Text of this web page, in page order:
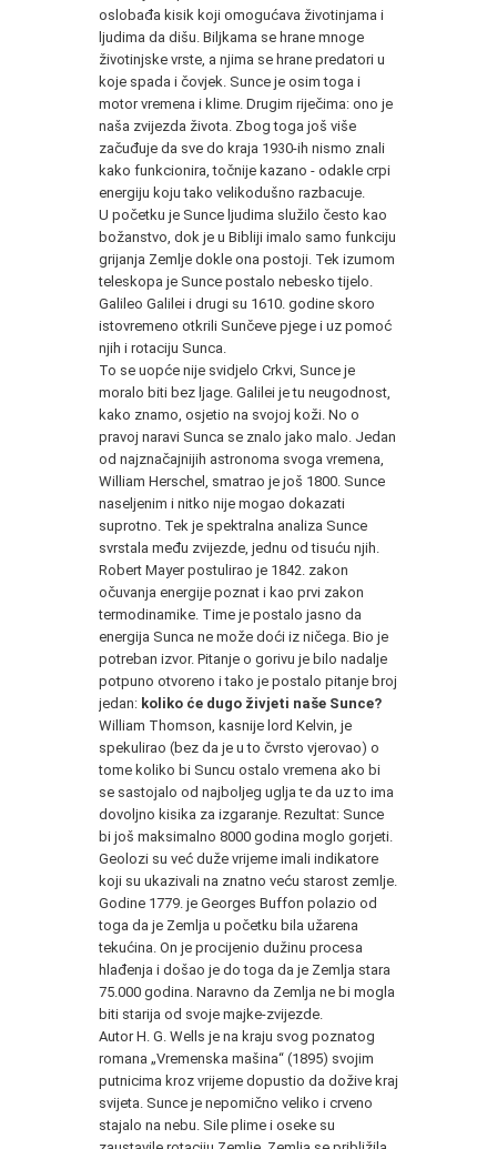
oslobađa kisik koji omogućava životinjama i
ljudima da dišu. Biljkama se hrane mnoge
životinjske vrste, a njima se hrane predatori u
koje spada i čovjek. Sunce je osim toga i
motor vremena i klime. Drugim riječima: ono je
naša zvijezda života. Zbog toga još više
začuđuje da sve do kraja 1930-ih nismo znali
kako funkcionira, točnije kazano - odakle crpi
energiju koju tako velikodušno razbacuje.
U početku je Sunce ljudima služilo često kao
božanstvo, dok je u Bibliji imalo samo funkciju
grijanja Zemlje dokle ona postoji. Tek izumom
teleskopa je Sunce postalo nebesko tijelo.
Galileo Galilei i drugi su 1610. godine skoro
istovremeno otkrili Sunčeve pjege i uz pomoć
njih i rotaciju Sunca.
To se uopće nije svidjelo Crkvi, Sunce je
moralo biti bez ljage. Galilei je tu neugodnost,
kako znamo, osjetio na svojoj koži. No o
pravoj naravi Sunca se znalo jako malo. Jedan
od najznačajnijih astronoma svoga vremena,
William Herschel, smatrao je još 1800. Sunce
naseljenim i nitko nije mogao dokazati
suprotno. Tek je spektralna analiza Sunce
svrstala među zvijezde, jednu od tisuću njih.
Robert Mayer postulirao je 1842. zakon
očuvanja energije poznat i kao prvi zakon
termodinamike. Time je postalo jasno da
energija Sunca ne može doći iz ničega. Bio je
potreban izvor. Pitanje o gorivu je bilo nadalje
potpuno otvoreno i tako je postalo pitanje broj
jedan: koliko će dugo živjeti naše Sunce?
William Thomson, kasnije lord Kelvin, je
spekulirao (bez da je u to čvrsto vjerovao) o
tome koliko bi Suncu ostalo vremena ako bi
se sastojalo od najboljeg uglja te da uz to ima
dovoljno kisika za izgaranje. Rezultat: Sunce
bi još maksimalno 8000 godina moglo gorjeti.
Geolozi su već duže vrijeme imali indikatore
koji su ukazivali na znatno veću starost zemlje.
Godine 1779. je Georges Buffon polazio od
toga da je Zemlja u početku bila užarena
tekućina. On je procijenio dužinu procesa
hlađenja i došao je do toga da je Zemlja stara
75.000 godina. Naravno da Zemlja ne bi mogla
biti starija od svoje majke-zvijezde.
Autor H. G. Wells je na kraju svog poznatog
romana „Vremenska mašina“ (1895) svojim
putnicima kroz vrijeme dopustio da dožive kraj
svijeta. Sunce je nepomično veliko i crveno
stajalo na nebu. Sile plime i oseke su